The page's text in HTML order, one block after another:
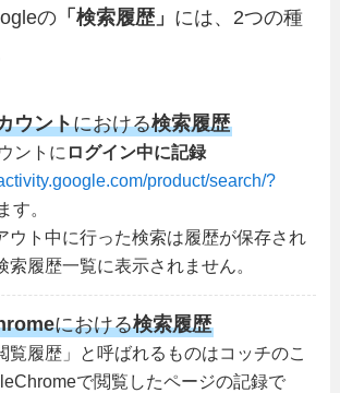
の 「検索履歴」 には、2つの種
ウントにおける検索履歴
ントに ログイン中に記録
product/search/?
す。
ウト中に行った検索は履歴が保存され
索履歴一覧に表示されません。
における検索履歴
覧履歴」と呼ばれるものはコッチのこ
で閲覧したページの記録で